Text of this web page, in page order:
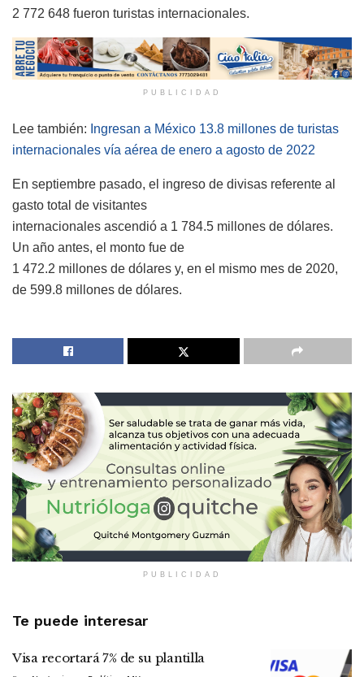
2 772 648 fueron turistas internacionales.
PUBLICIDAD
Lee también: Ingresan a México 13.8 millones de turistas
internacionales vía aérea de enero a agosto de 2022
En septiembre pasado, el ingreso de divisas referente al
gasto total de visitantes
internacionales ascendió a 1 784.5 millones de dólares.
Un año antes, el monto fue de
1 472.2 millones de dólares y, en el mismo mes de 2020,
de 599.8 millones de dólares.
PUBLICIDAD
Te puede interesar
Visa recortará 7% de su plantilla